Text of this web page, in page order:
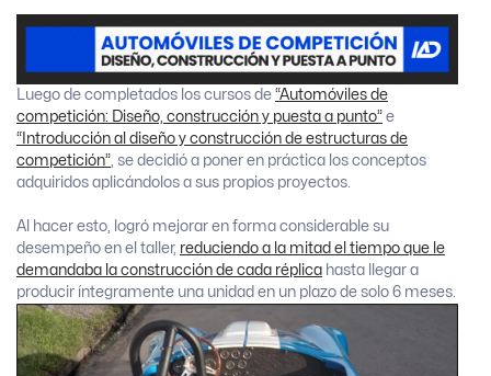
Luego de completados los cursos de “Automóviles de
competición: Diseño, construcción y puesta a punto” e
“Introducción al diseño y construcción de estructuras de
competición” , se decidió a poner en práctica los conceptos
adquiridos aplicándolos a sus propios proyectos.
Al hacer esto, logró mejorar en forma considerable su
desempeño en el taller, reduciendo a la mitad el tiempo que le
demandaba la construcción de cada réplica hasta llegar a
producir íntegramente una unidad en un plazo de solo 6 meses.